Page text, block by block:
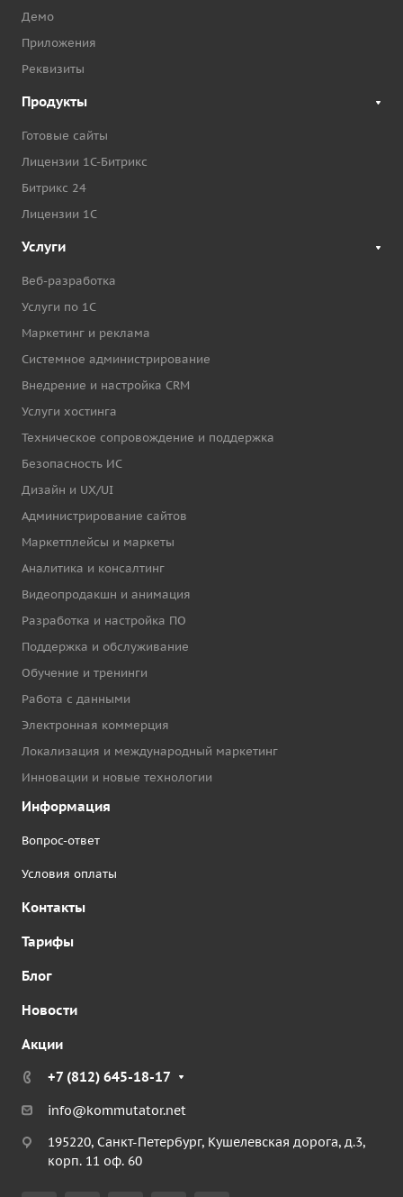
Демо
Приложения
Реквизиты
Продукты
Готовые сайты
Лицензии 1С-Битрикс
Битрикс 24
Лицензии 1С
Услуги
Веб-разработка
Услуги по 1С
Маркетинг и реклама
Системное администрирование
Внедрение и настройка CRM
Услуги хостинга
Техническое сопровождение и поддержка
Безопасность ИС
Дизайн и UX/UI
Администрирование сайтов
Маркетплейсы и маркеты
Аналитика и консалтинг
Видеопродакшн и анимация
Разработка и настройка ПО
Поддержка и обслуживание
Обучение и тренинги
Работа с данными
Электронная коммерция
Локализация и международный маркетинг
Инновации и новые технологии
Информация
Вопрос-ответ
Условия оплаты
Контакты
Тарифы
Блог
Новости
Акции
+7 (812) 645-18-17
info@kommutator.net
195220, Санкт-Петербург, Кушелевская дорога, д.3,
корп. 11 оф. 60